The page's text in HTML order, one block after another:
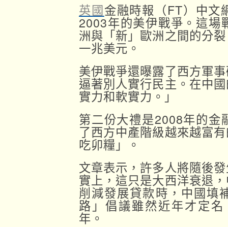
英國金融時報（FT）中文
2003年的美伊戰爭。這場
洲與「新」歐洲之間的分
一兆美元。
美伊戰爭還曝露了西方軍
逼著別人實行民主。在中
實力和軟實力。」
第二份大禮是2008年的金
了西方中產階級越來越富
吃卯糧」。
文章表示，許多人將隨後
實上，這只是大西洋衰退
削減發展貸款時，中國填
路」倡議雖然近年才定
年。